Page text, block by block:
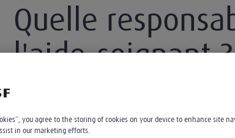
Quelle
l'aide-soignant ?
Le 29.04.2025
À 11:08
you agree to the storing of cookies on your device to enhance site
in our marketing efforts.